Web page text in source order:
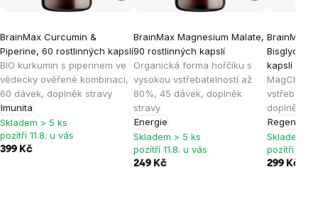
BrainMax Curcumin &
Piperine, 60 rostlinných kapslí
BIO kurkumin s piperinem ve
vědecky ověřené kombinaci,
60 dávek, doplněk stravy
Imunita
Skladem > 5 ks
pozítří 11.8. u vás
399 Kč
BrainMax Magnesium Malate,
90 rostlinných kapslí
Organická forma hořčíku s
vysokou vstřebatelností až
80%, 45 dávek, doplněk
stravy
Energie
Skladem > 5 ks
pozítří 11.8. u vás
249 Kč
BrainMax
kapslí
doplněk
Skladem >
pozítří 11.8.
299 Kč